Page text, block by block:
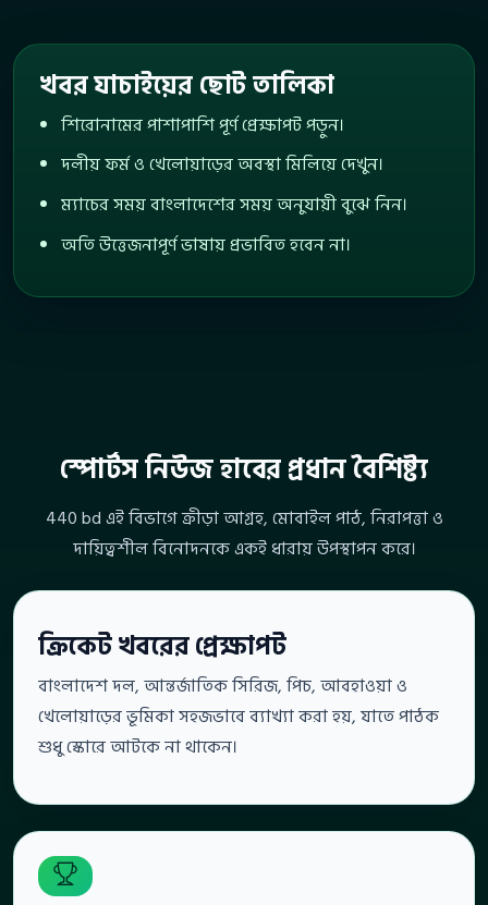
খবর যাচাইয়ের ছোট তালিকা
শিরোনামের পাশাপাশি পূর্ণ প্রেক্ষাপট পড়ুন।
দলীয় ফর্ম ও খেলোয়াড়ের অবস্থা মিলিয়ে দেখুন।
ম্যাচের সময় বাংলাদেশের সময় অনুযায়ী বুঝে নিন।
অতি উত্তেজনাপূর্ণ ভাষায় প্রভাবিত হবেন না।
স্পোর্টস নিউজ হাবের প্রধান বৈশিষ্ট্য
440 bd এই বিভাগে ক্রীড়া আগ্রহ, মোবাইল পাঠ, নিরাপত্তা ও
দায়িত্বশীল বিনোদনকে একই ধারায় উপস্থাপন করে।
ক্রিকেট খবরের প্রেক্ষাপট
বাংলাদেশ দল, আন্তর্জাতিক সিরিজ, পিচ, আবহাওয়া ও
খেলোয়াড়ের ভূমিকা সহজভাবে ব্যাখ্যা করা হয়, যাতে পাঠক
শুধু স্কোরে আটকে না থাকেন।